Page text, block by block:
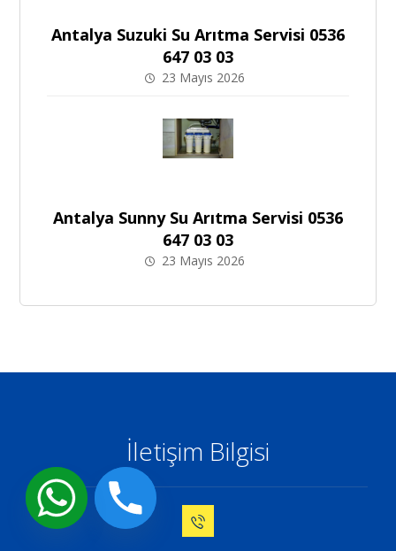
Antalya Suzuki Su Arıtma Servisi 0536
647 03 03
23 Mayıs 2026
Antalya Sunny Su Arıtma Servisi 0536
647 03 03
23 Mayıs 2026
İletişim Bilgisi